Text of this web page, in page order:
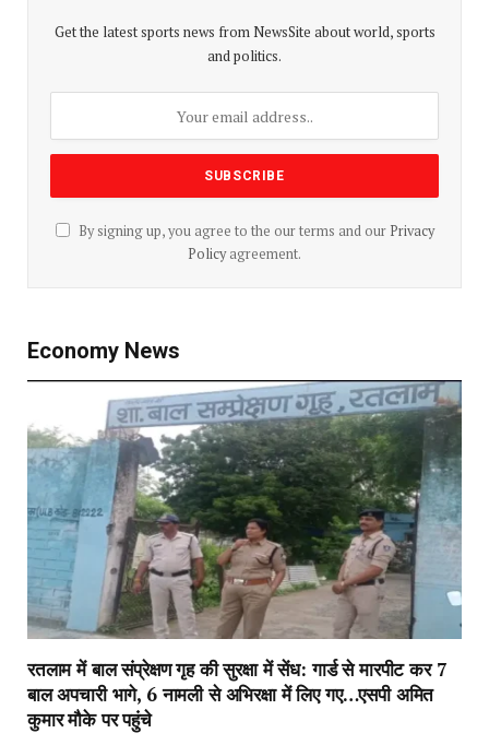
Get the latest sports news from NewsSite about world, sports
and politics.
By signing up, you agree to the our terms and our Privacy
Policyagreement.
Economy News
रतलाम में बाल संप्रेक्षण गृह की सुरक्षा में सेंध: गार्ड से मारपीट कर 7
बाल अपचारी भागे, 6 नामली से अभिरक्षा में लिए गए…एसपी अमित
कुमार मौके पर पहुंचे